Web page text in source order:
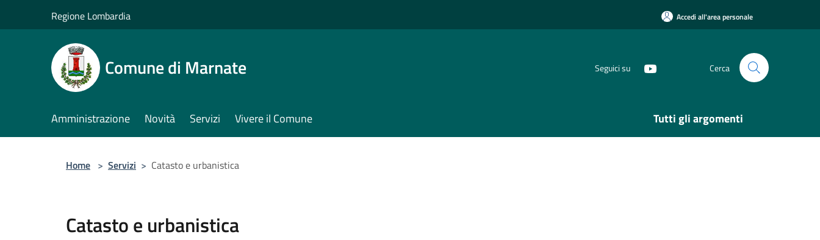
Regione Lombardia Accedi all'area personale
Comune di Marnate Seguici su Cerca
Amministrazione Novità Servizi Vivere il Comune Tutti gli argomenti
Home > Servizi > Catasto e urbanistica
Catasto e urbanistica